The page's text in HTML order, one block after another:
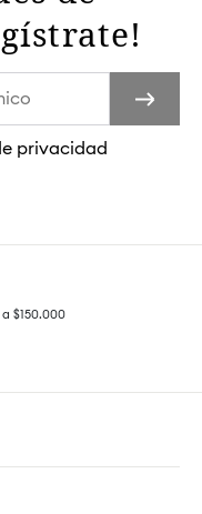
privacidad
a $150.000